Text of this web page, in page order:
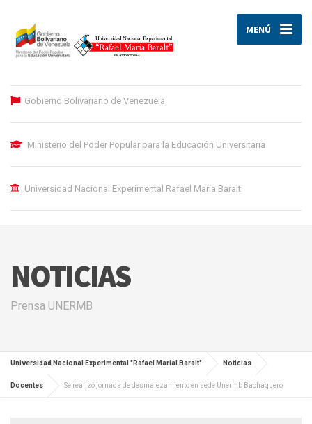
MENÚ
Gobierno Bolivariano de Venezuela
Ministerio del Poder Popular para la Educación Universitaria
Universidad Nacional Experimental Rafael María Baralt
NOTICIAS
Prensa UNERMB
Universidad Nacional Experimental "Rafael Marial Baralt" Noticias
Docentes Se realizó jornada de desmalezamiento en sede Unermb Bachaquero